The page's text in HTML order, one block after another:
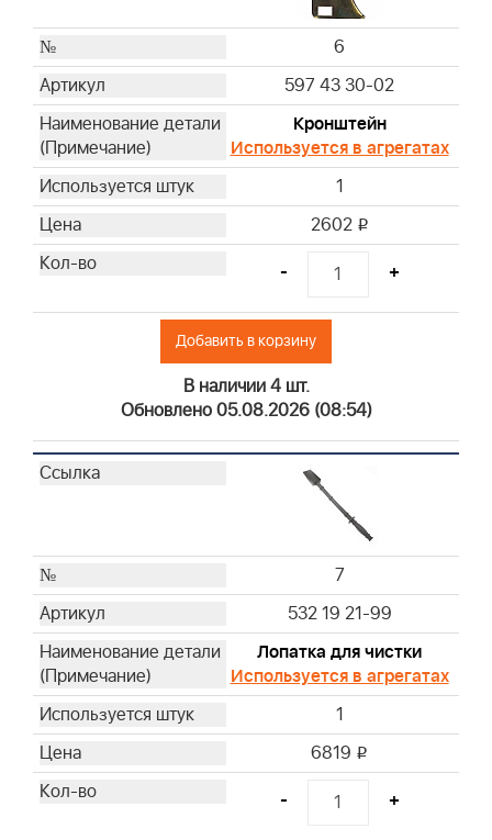
6
597 43 30-02
Кронштейн
Используется в агрегатах
1
2602 i
- +
Добавить в корзину
В наличии 4 шт.
Обновлено 05.08.2026 (08:54)
7
532 19 21-99
Лопатка для чистки
Используется в агрегатах
1
6819 i
- +